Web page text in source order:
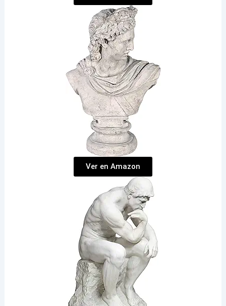
Ver en Amazon